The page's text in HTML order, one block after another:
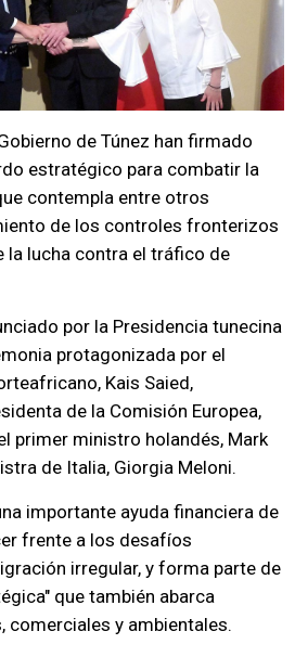
de Túnez han firmado
estratégico para combatir la
contempla entre otros
de los controles fronterizos
la lucha contra el tráfico de
por la Presidencia tunecina
protagonizada por el
Kais Saied,
de la Comisión Europea,
primer ministro holandés, Mark
de Italia, Giorgia Meloni.
importante ayuda financiera de
frente a los desafíos
irregular, y forma parte de
que también abarca
comerciales y ambientales.